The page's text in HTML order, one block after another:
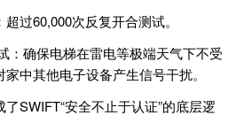
60,000次反复开合测试。
确保电梯在雷电等极端天气下不受
中其他电子设备产生信号干扰。
安全不止于认证”的底层逻